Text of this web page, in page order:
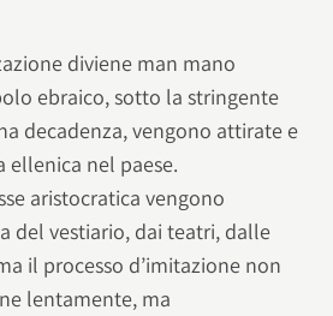
diviene man mano
ebraico, sotto la stringente
decadenza, vengono attirate e
nel paese.
aristocratica vengono
del vestiario, dai teatri, dalle
il processo d’imitazione non
lentamente, ma